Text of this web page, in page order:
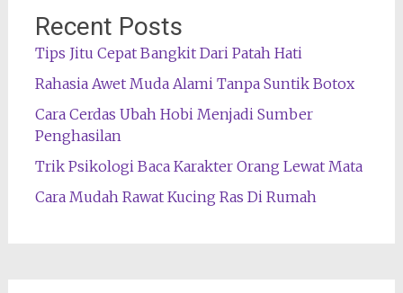
Recent Posts
Tips Jitu Cepat Bangkit Dari Patah Hati
Rahasia Awet Muda Alami Tanpa Suntik Botox
Cara Cerdas Ubah Hobi Menjadi Sumber
Penghasilan
Trik Psikologi Baca Karakter Orang Lewat Mata
Cara Mudah Rawat Kucing Ras Di Rumah